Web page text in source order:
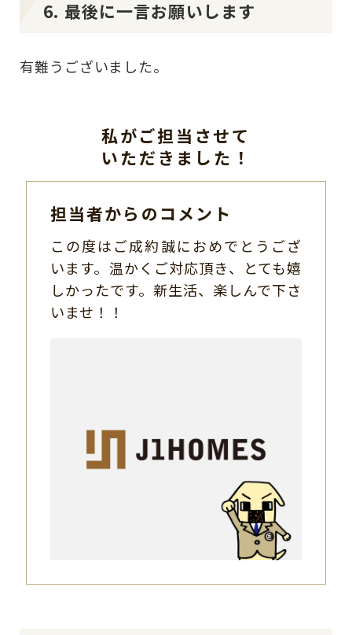
6. 最後に一言お願いします
有難うございました。
私がご担当させて
いただきました！
担当者からのコメント
この度はご成約誠におめでとうござ
います。温かくご対応頂き、とても嬉
しかったです。新生活、楽しんで下さ
いませ！！